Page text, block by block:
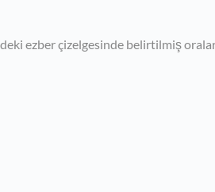
ezber çizelgesinde belirtilmiş